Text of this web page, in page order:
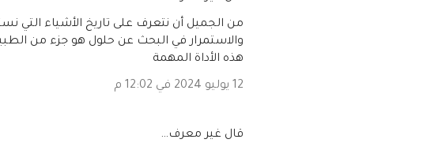
من الجميل أن نتعرف على تاريخ الأشياء التي
والاستمرار في البحث عن حلول هو جزء من
هذه الأداة المهمة
12 يوليو 2024 في 12:02 م
‏قال غير معرف…